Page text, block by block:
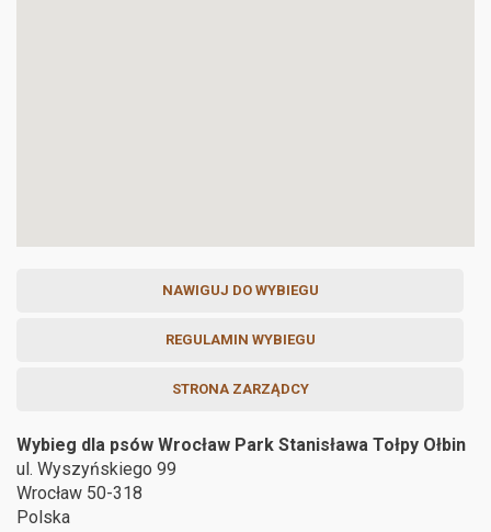
NAWIGUJ DO WYBIEGU
REGULAMIN WYBIEGU
STRONA ZARZĄDCY
Wybieg dla psów Wrocław Park Stanisława Tołpy Ołbin
ul. Wyszyńskiego 99
Wrocław 50-318
Polska